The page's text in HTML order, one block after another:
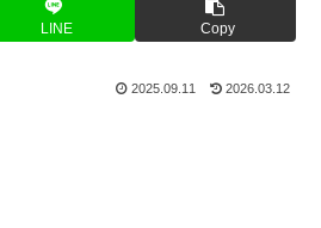
LINE Copy
2025.09.11 2026.03.12